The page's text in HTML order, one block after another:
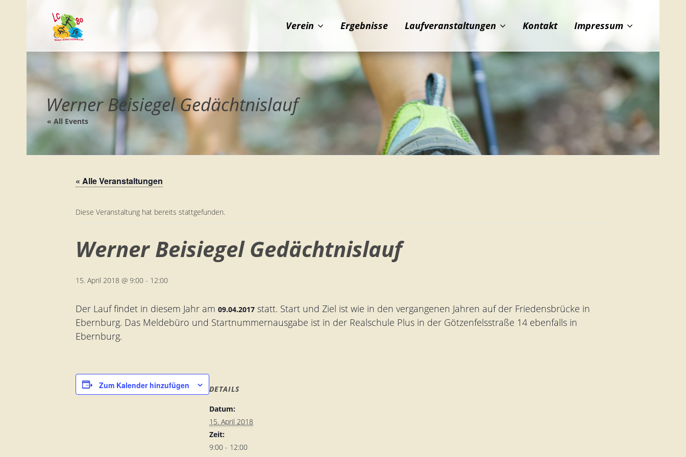
Verein Ergebnisse Laufveranstaltungen Kontakt Impressum
Werner Beisiegel Gedächtnislauf
« All Events
« Alle Veranstaltungen
Diese Veranstaltung hat bereits stattgefunden.
Werner Beisiegel Gedächtnislauf
15. April 2018 @ 9:00 - 12:00
Der Lauf findet in diesem Jahr am 09.04.2017 statt. Start und Ziel ist wie in den vergangenen Jahren auf der Friedensbrücke in
Ebernburg. Das Meldebüro und Startnummernausgabe ist in der Realschule Plus in der Götzenfelsstraße 14 ebenfalls in
Ebernburg.
Zum Kalender hinzufügen DETAILS
Datum:
15. April 2018
Zeit:
9:00 - 12:00